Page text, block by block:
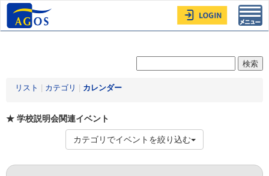
リスト カテゴリ カレンダー
★ 学校説明会関連イベント
カテゴリでイベントを絞り込む